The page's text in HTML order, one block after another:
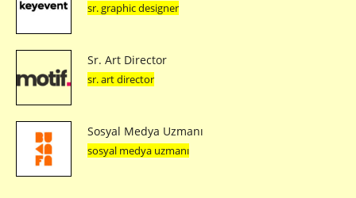
sr. graphic designer
Sr. Art Director
sr. art director
Sosyal Medya Uzmanı
sosyal medya uzmanı